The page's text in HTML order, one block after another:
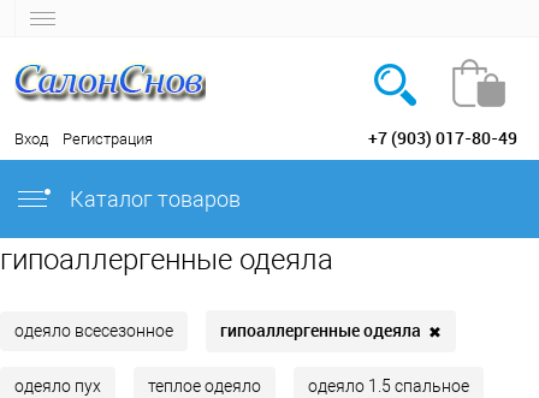
Вход Регистрация +7 (903) 017-80-49
Каталог товаров
гипоаллергенные одеяла
одеяло всесезонное гипоаллергенные одеяла ✖
одеяло пух теплое одеяло одеяло 1.5 спальное